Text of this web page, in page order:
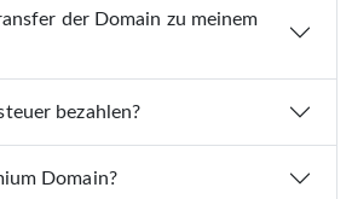
der Domain zu meinem
bezahlen?
Domain?